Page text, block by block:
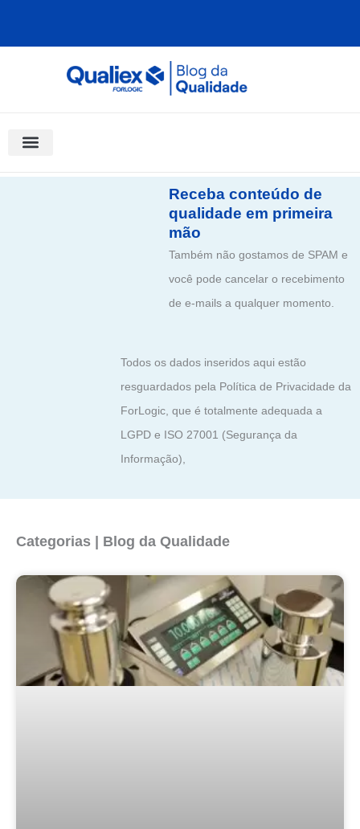
Receba conteúdo de
qualidade em primeira
mão
Também não gostamos de SPAM e
você pode cancelar o recebimento
de e-mails a qualquer momento.
Todos os dados inseridos aqui estão
resguardados pela Política de Privacidade da
ForLogic, que é totalmente adequada a
LGPD e ISO 27001 (Segurança da
Informação),
Categorias | Blog da Qualidade